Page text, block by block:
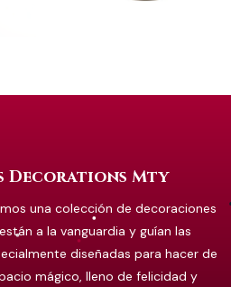
Decorations Mty
una colección de decoraciones
a la vanguardia y guían las
diseñadas para hacer de
mágico, lleno de felicidad y